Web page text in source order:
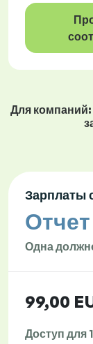
Для
Зарплаты
Одна
99,00
Доступ для